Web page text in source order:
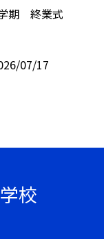
期 終業式
07/17
校